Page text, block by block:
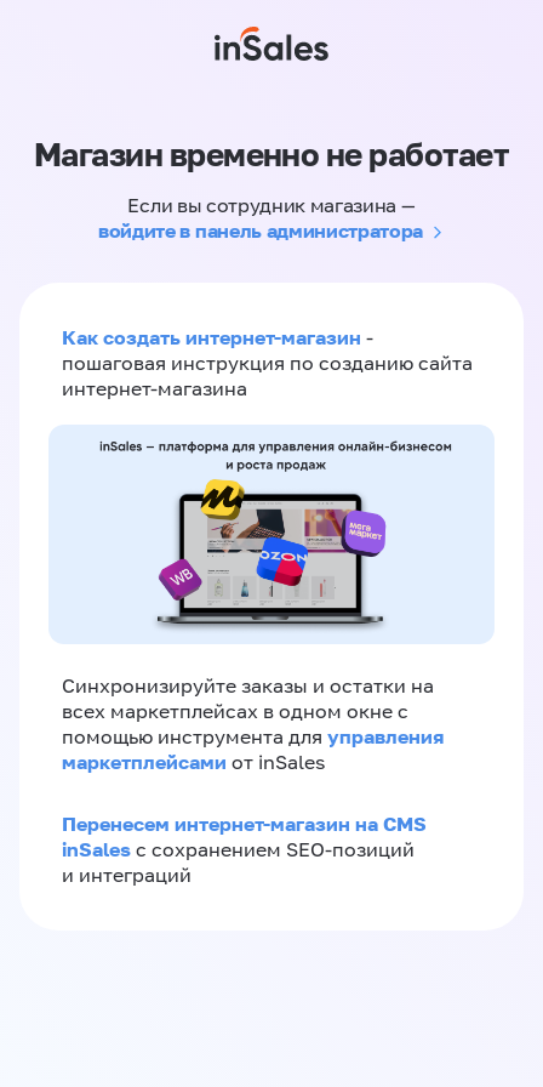
Магазин временно не работает
Если вы сотрудник магазина —
войдите в панель администратора
Как создать интернет-магазин -
пошаговая инструкция по созданию сайта
интернет-магазина
Синхронизируйте заказы и остатки на
всех маркетплейсах в одном окне с
помощью инструмента для управления
маркетплейсами от inSales
Перенесем интернет-магазин на CMS
inSales с сохранением SEO-позиций
и интеграций